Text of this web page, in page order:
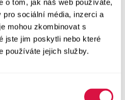
o tom, jak náš web používáte,
sociální média, inzerci a
mohou zkombinovat s
jste jim poskytli nebo které
používáte jejich služby.
Šaty a sukně
šaty